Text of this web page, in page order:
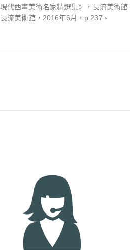
代西畫美術名家精選集》，長流美術
流美術館，2016年6月，p.237。